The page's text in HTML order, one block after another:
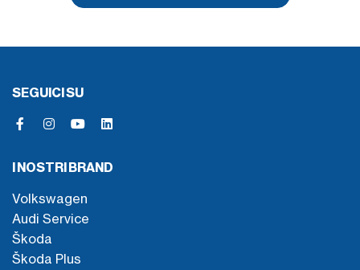
SEGUICI SU
I NOSTRI BRAND
Volkswagen
Audi Service
Škoda
Škoda Plus